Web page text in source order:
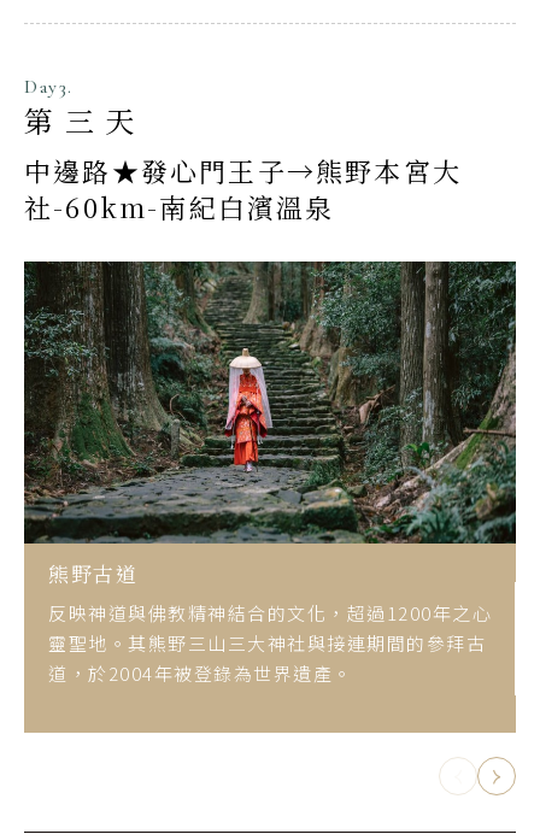
Day3.
第三天
中邊路★發心門王子→熊野本宮大
社-60km-南紀白濱溫泉
熊野古道
反映神道與佛教精神結合的文化，超過1200年之心
靈聖地。其熊野三山三大神社與接連期間的參拜古
道，於2004年被登錄為世界遺產。